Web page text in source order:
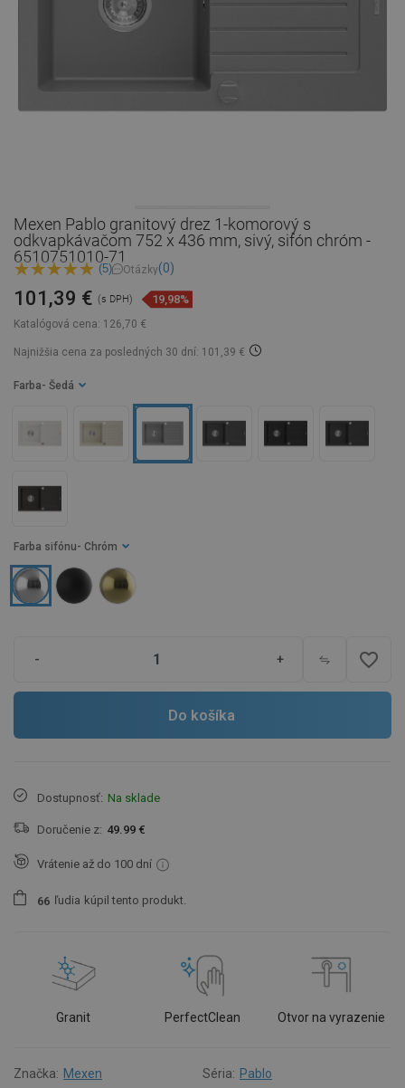
Mexen Pablo granitový drez 1-komorový s
odkvapkávačom 752 x 436 mm, sivý, sifón chróm -
6510751010-71
(5) Otázky(0)
Katalógová cena: 126,70 €
101,39 € (s DPH) 19,98%
Najnižšia cena za posledných 30 dní: 101,39 €
Farba - Šedá
Farba sifónu - Chróm
- + favorite_border
Do košíka
Dostupnosť: Na sklade
Doručenie z: 49.99 €
Vrátenie až do 100 dní
66 ľudia kúpil tento produkt.
Granit PerfectClean Otvor na vyrazenie
Značka: Mexen Séria: Pablo